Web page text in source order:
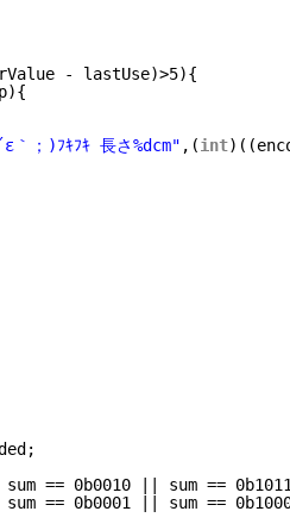
- lastUse)>5){
｀；)ﾌｷﾌｷ 長さ%dcm" ,(int
== 0b0010 || sum ==
== 0b0001 || sum ==